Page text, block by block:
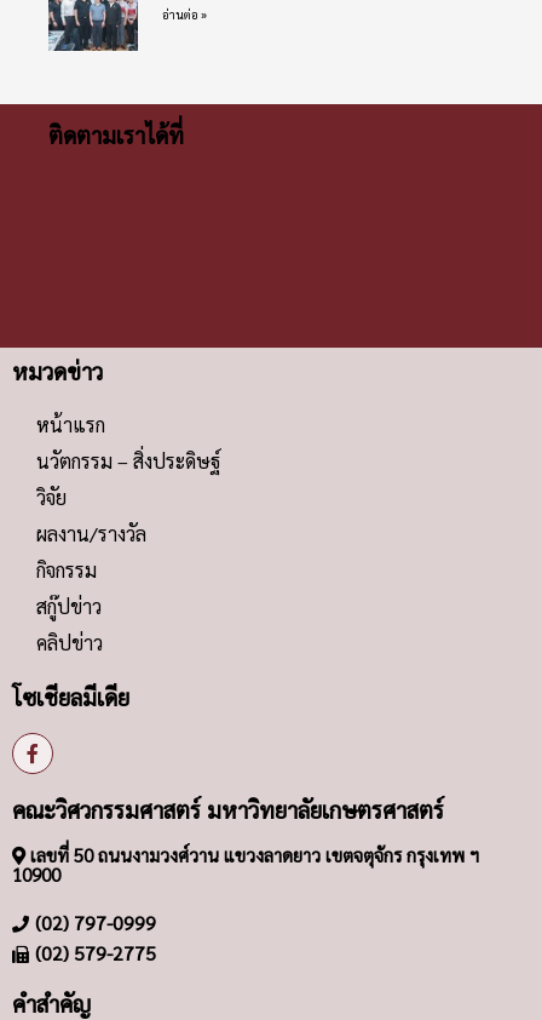
อ่านต่อ »
ติดตามเราได้ที่
หมวดข่าว
หน้าแรก
นวัตกรรม – สิ่งประดิษฐ์
วิจัย
ผลงาน/รางวัล
กิจกรรม
สกู๊ปข่าว
คลิปข่าว
โซเชียลมีเดีย
คณะวิศวกรรมศาสตร์ มหาวิทยาลัยเกษตรศาสตร์
เลขที่ 50 ถนนงามวงศ์วาน แขวงลาดยาว เขตจตุจักร กรุงเทพ ฯ
10900
(02) 797-0999
(02) 579-2775
คำสำคัญ